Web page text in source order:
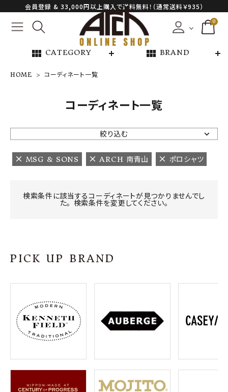
会員登録 & 33,000円以上購入で送料無料！（通常送料￥935）
0
view_module CATEGORY view_module BRAND
NEW ARRIVAL
ARCH EXCLUSIVE
BRAND
INFORMATION
ご利用ガイド
プライバシーポリシー
特定商取引法について
お問い合わせ
OFFICIAL WEB SITE
ACCOUNT MENU
HOME コーディネート一覧
コーディネート一覧
絞り込む
MSG & SONS ARCH 南青山 ポロシャツ
検索条件に該当するコーディネートが見つかりませんでし
た。 検索条件を変更してください。
PICK UP BRAND